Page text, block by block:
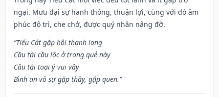
ngại. Mưu đại sự hanh thông, thuận lợi, cùng với đó âm
phúc độ trì, che chở, được quý nhân nâng đỡ.
“Tiểu Cát gặp hội thanh long
Cầu tài cầu lộc ở trong quẻ này
Cầu tài toại ý vui vầy
Bình an vô sự gặp thầy, gặp quen.”